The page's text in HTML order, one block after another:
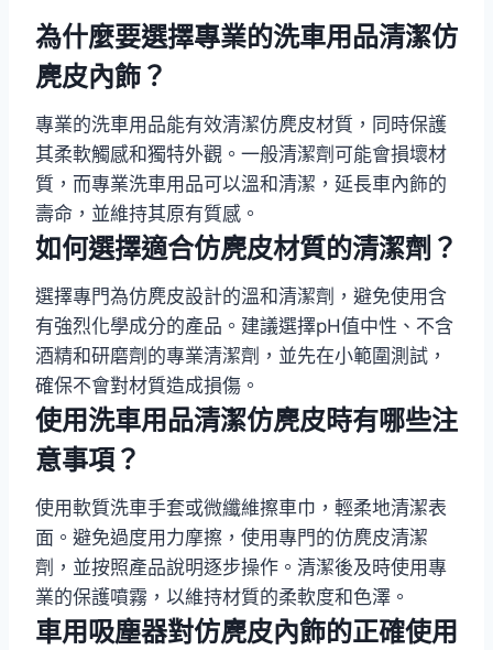
為什麼要選擇專業的洗車用品清潔仿
麂皮內飾？
專業的洗車用品能有效清潔仿麂皮材質，同時保護
其柔軟觸感和獨特外觀。一般清潔劑可能會損壞材
質，而專業洗車用品可以溫和清潔，延長車內飾的
壽命，並維持其原有質感。
如何選擇適合仿麂皮材質的清潔劑？
選擇專門為仿麂皮設計的溫和清潔劑，避免使用含
有強烈化學成分的產品。建議選擇pH值中性、不含
酒精和研磨劑的專業清潔劑，並先在小範圍測試，
確保不會對材質造成損傷。
使用洗車用品清潔仿麂皮時有哪些注
意事項？
使用軟質洗車手套或微纖維擦車巾，輕柔地清潔表
面。避免過度用力摩擦，使用專門的仿麂皮清潔
劑，並按照產品說明逐步操作。清潔後及時使用專
業的保護噴霧，以維持材質的柔軟度和色澤。
車用吸塵器對仿麂皮內飾的正確使用